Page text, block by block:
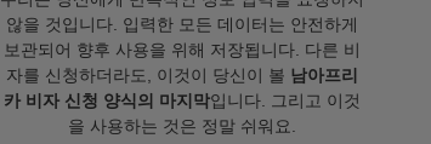
않을 것입니다. 입력한 모든 데이터는 안전하게
보관되어 향후 사용을 위해 저장됩니다. 다른 비
자를 신청하더라도, 이것이 당신이 볼 남아프리
카 비자 신청 양식의 마지막입니다. 그리고 이것
을 사용하는 것은 정말 쉬워요.